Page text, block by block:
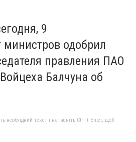
9
министров одобрил
правления ПАО
Балчуна об
необхідний текст і натисніть Ctrl + Enter, щоб